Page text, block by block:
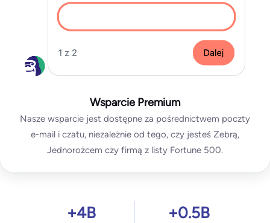
Wsparcie Premium
Nasze wsparcie jest dostępne za pośrednictwem poczty
e-mail i czatu, niezależnie od tego, czy jesteś Zebrą,
Jednorożcem czy firmą z listy Fortune 500.
+4B +0.5B